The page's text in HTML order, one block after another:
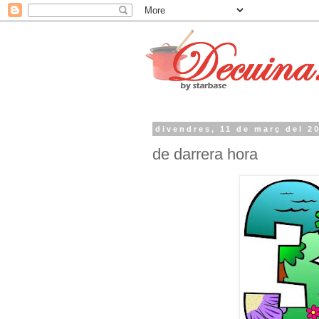
divendres, 11 de març del
de darrera hora